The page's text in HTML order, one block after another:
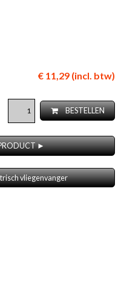
€ 11,29 (incl. btw)
BESTELLEN
►
vliegenvanger